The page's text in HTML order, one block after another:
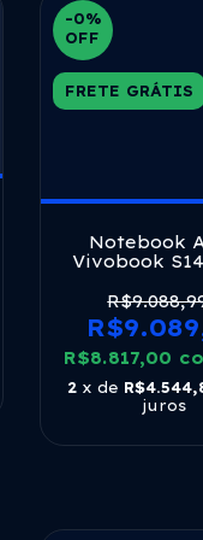
-0%
OFF
FRETE GRÁTIS
Notebook
Vivobook
512ssd W11
R$8.817,00
2 x de
juros